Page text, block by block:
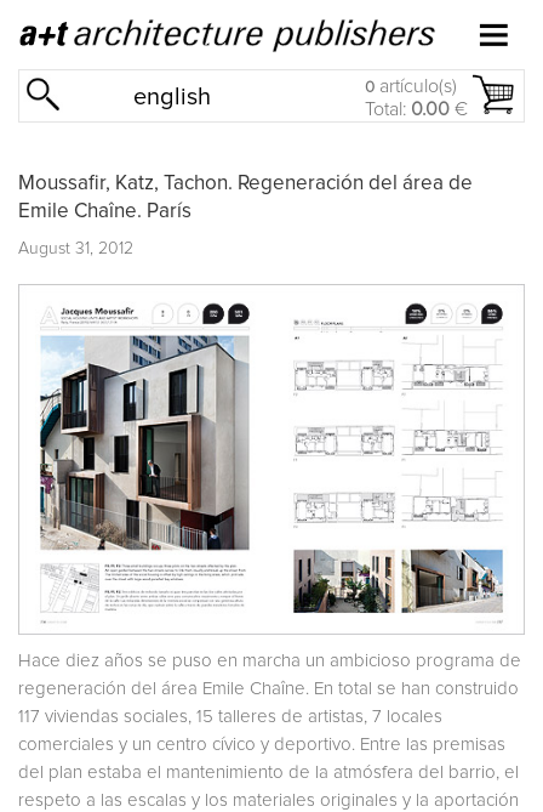
english 0 artículo(s)
Total: 0.00 €
Moussafir, Katz, Tachon. Regeneración del área de
Emile Chaîne. París
August 31, 2012
Hace diez años se puso en marcha un ambicioso programa de
regeneración del área Emile Chaîne. En total se han construido
117 viviendas sociales, 15 talleres de artistas, 7 locales
comerciales y un centro cívico y deportivo. Entre las premisas
del plan estaba el mantenimiento de la atmósfera del barrio, el
respeto a las escalas y los materiales originales y la aportación